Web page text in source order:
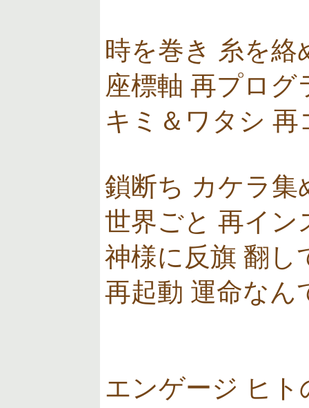
時を巻き 糸を絡
座標軸 再プログ
キミ＆ワタシ 再
鎖断ち カケラ集
世界ごと 再イン
神様に反旗 翻し
再起動 運命なん
エンゲージ ヒ